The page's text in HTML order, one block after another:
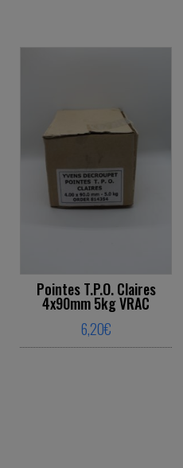
Pointes T.P.O. Claires
4x90mm 5kg VRAC
6,20€
This product